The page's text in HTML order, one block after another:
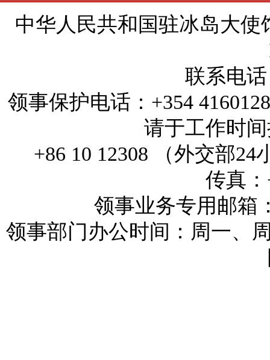
中华人民共和国驻冰岛大使
联系电话
领事保护电话：+354
请于工作时间
+86 10 12308 （外交部
传真：
领事业务专用邮箱
领事部门办公时间：周一、